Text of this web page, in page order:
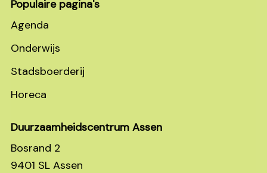
Populaire pagina's
Agenda
Onderwijs
Stadsboerderij
Horeca
Duurzaamheidscentrum Assen
Bosrand 2
9401 SL Assen